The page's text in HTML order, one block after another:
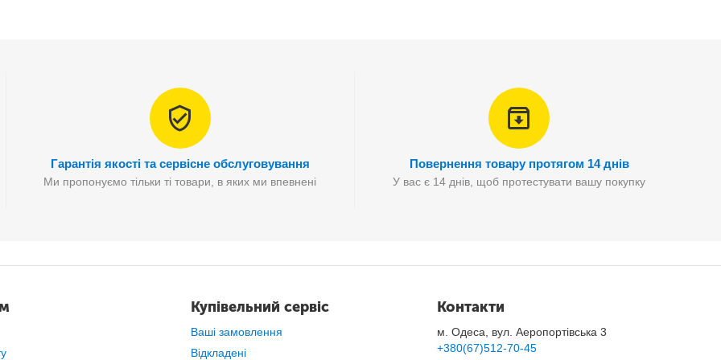
Гарантія якості та сервісне обслуговування
Ми пропонуємо тільки ті товари, в яких ми впевнені
Повернення товару протягом 14 днів
У вас є 14 днів, щоб протестувати вашу покупку
Купівельний сервіс
Ваші замовлення
Відкладені
Контакти
м. Одеса, вул. Аеропортівська 3
+380(67)512-70-45